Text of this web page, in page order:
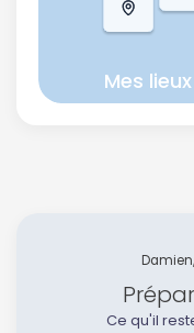
Mes lieux
Ce qu'il